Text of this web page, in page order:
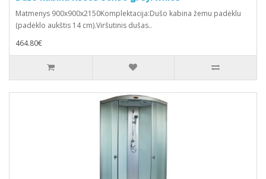
Matmenys 900x900x2150Komplektacija:Dušo kabina žemu padėklu
(padėklo aukštis 14 cm).Viršutinis dušas..
464.80€